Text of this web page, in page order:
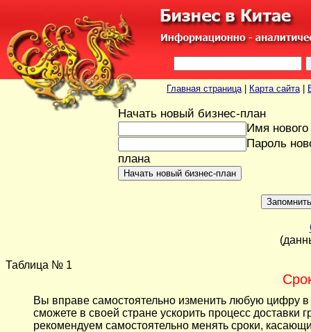
Главная страница| Карта сайта|
Начать новый бизнес-план
Имя
Пароль
плана
Таблица № 1
Вы вправе самостоятельно изменить любую цифру
сможете в своей стране ускорить процесс доставки
рекомендуем самостоятельно менять сроки,